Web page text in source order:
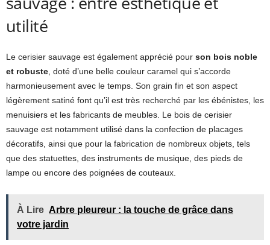
utilité
Le cerisier sauvage est également apprécié pour son bois noble
et robuste , doté d’une belle couleur caramel qui s’accorde
harmonieusement avec le temps. Son grain fin et son aspect
légèrement satiné font qu’il est très recherché par les ébénistes, les
menuisiers et les fabricants de meubles. Le bois de cerisier
sauvage est notamment utilisé dans la confection de placages
décoratifs, ainsi que pour la fabrication de nombreux objets, tels
que des statuettes, des instruments de musique, des pieds de
lampe ou encore des poignées de couteaux.
À Lire Arbre pleureur : la touche de grâce dans
votre jardin